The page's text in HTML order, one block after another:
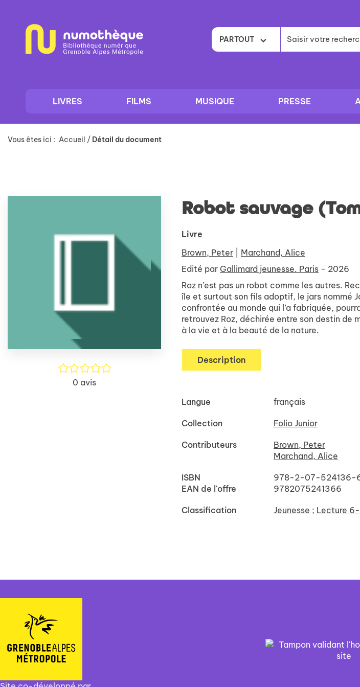
contenu
PARTOUT
LIVRES FILMS MUSIQUE PRESSE
Vous êtes ici : Accueil / Détail du document
/5
0 avis
Robot sauvage
Livre
Brown, Peter
Marchand, Alice
Edité par Gallimard jeunesse. Paris - 2026
Roz n’est pas un robot comme les autres.
île et surtout son fils adoptif, le jars nommé
confrontée au monde qui l’a fabriquée,
retrouvez Roz, déchirée entre son destin de
à la vie et à la beauté de la nature.
Description
Langue français
Collection Folio Junior
Contributeurs
Brown, Peter
Marchand, Alice
ISBN
978-2-07-524136-
EAN de l'offre
9782075241366
Classification Jeunesse ; Lecture